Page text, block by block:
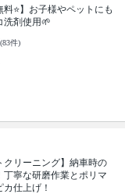
料⭐️】お子様やペットにも
洗剤使用🌱
(83件)
クリーニング】納車時の
丁寧な研磨作業とポリマ
仕上げ！